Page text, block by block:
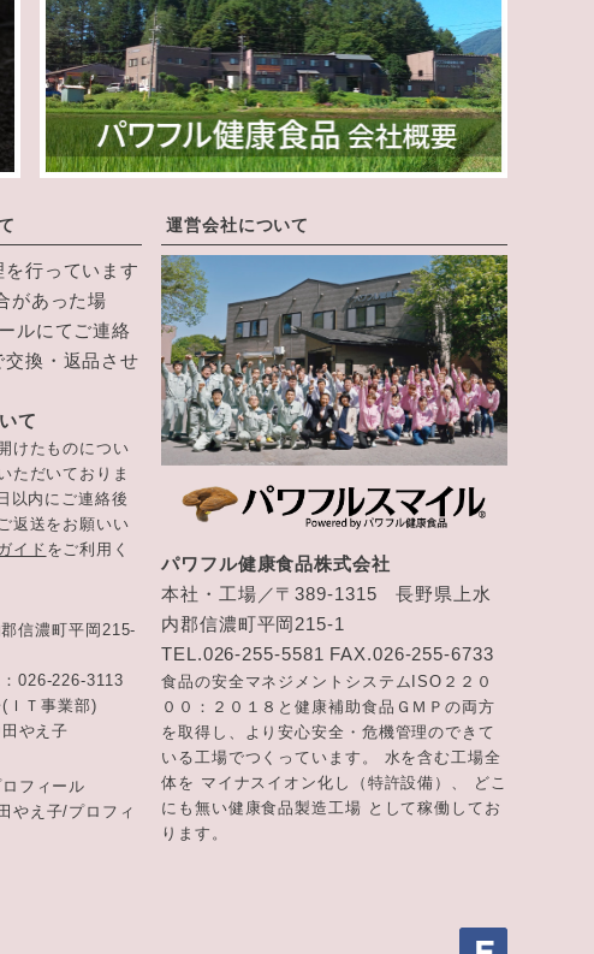
行っています
があった場
ルにてご連絡
換・返品させ
て
けたものについ
ただいておりま
以内にご連絡後
返送をお願いい
イド をご利用く
信濃町平岡215-
026-226-3113
ＩＴ事業部)
やえ子
フィール
やえ子/プロフィ
運営会社について
パワフル健康食品株式会社
本社・工場／〒389-1315 長野県上水
内郡信濃町平岡215-1
TEL.026-255-5581 FAX.026-255-6733
食品の安全マネジメントシステムISO２２０
００：２０１８と健康補助食品ＧＭＰの両方
を取得し、より安心安全・危機管理のできて
いる工場でつくっています。 水を含む工場全
体を マイナスイオン化し（特許設備）、 どこ
にも無い健康食品製造工場 として稼働してお
ります。